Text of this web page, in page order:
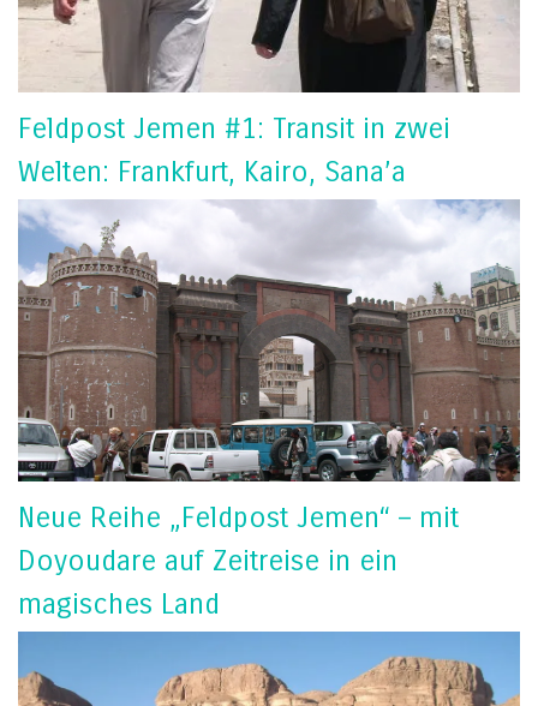
Feldpost Jemen #1: Transit in zwei
Welten: Frankfurt, Kairo, Sana’a
Neue Reihe „Feldpost Jemen“ – mit
Doyoudare auf Zeitreise in ein
magisches Land